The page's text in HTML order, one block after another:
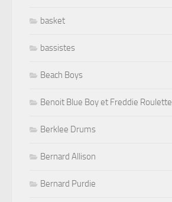
basket
bassistes
Beach Boys
Benoit Blue Boy et Freddie Roulette
Berklee Drums
Bernard Allison
Bernard Purdie